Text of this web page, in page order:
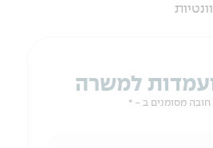
למשרה
מסומנים ב - *